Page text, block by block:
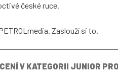
české ruce.
Zaslouží si to.
V KATEGORII JUNIOR